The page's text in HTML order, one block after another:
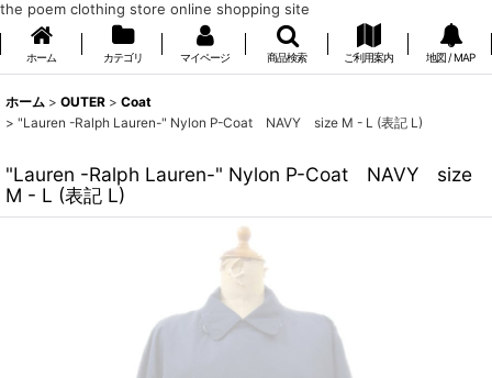
the poem clothing store online shopping site
ホーム カテゴリ マイページ 商品検索 ご利用案内 地図 / MAP
ホーム > OUTER > Coat
> "Lauren -Ralph Lauren-" Nylon P-Coat NAVY size M - L (表記 L)
"Lauren -Ralph Lauren-" Nylon P-Coat NAVY size
M - L (表記 L)